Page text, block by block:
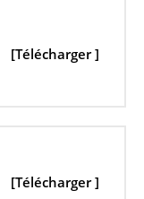
[Télécharger ]
[Télécharger ]